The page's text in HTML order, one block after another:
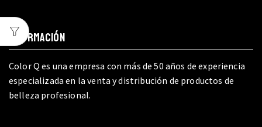
INFORMACIÓN
Color Q es una empresa con más de 50 años de experiencia
especializada en la venta y distribución de productos de
belleza profesional.